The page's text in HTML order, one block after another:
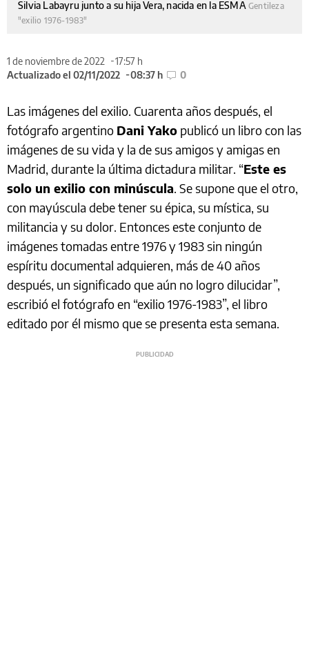
Silvia Labayru junto a su hija Vera, nacida en la ESMA Gentileza
"exilio 1976-1983"
1 de noviembre de 2022
17:57 h
Actualizado el 02/11/2022
08:37 h 0
Las imágenes del exilio. Cuarenta años después, el
fotógrafo argentino Dani Yako publicó un libro con las
imágenes de su vida y la de sus amigos y amigas en
Madrid, durante la última dictadura militar. “Este es
solo un exilio con minúscula. Se supone que el otro,
con mayúscula debe tener su épica, su mística, su
militancia y su dolor. Entonces este conjunto de
imágenes tomadas entre 1976 y 1983 sin ningún
espíritu documental adquieren, más de 40 años
después, un significado que aún no logro dilucidar”,
escribió el fotógrafo en “exilio 1976-1983”, el libro
editado por él mismo que se presenta esta semana.